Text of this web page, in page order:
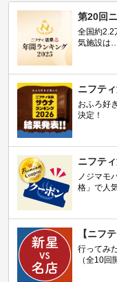
第20回
全国約2.2
気施設は
ニフテ
おふろ好
決定！
ニフテ
ノジマモ
格」で人
【ニフ
行ってみ
（全10回